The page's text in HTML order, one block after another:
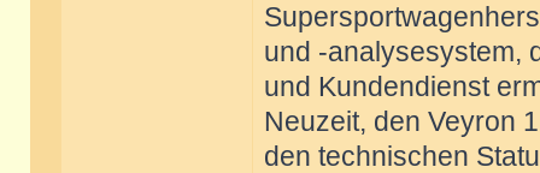
und -analysesystem,
und Kundendienst
Neuzeit, den Veyron
den technischen